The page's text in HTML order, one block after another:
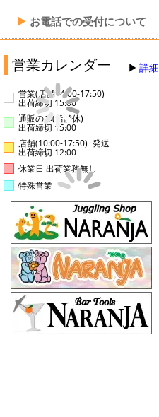
▶ お電話での受付について
営業カレンダー 詳細
営業(店舗14:00-17:50)
出荷締切 15:00
通販のみ(店舗休)
出荷締切 15:00
店舗(10:00-17:50)+発送
出荷締切 12:00
休業日 出荷業務無し
特殊営業